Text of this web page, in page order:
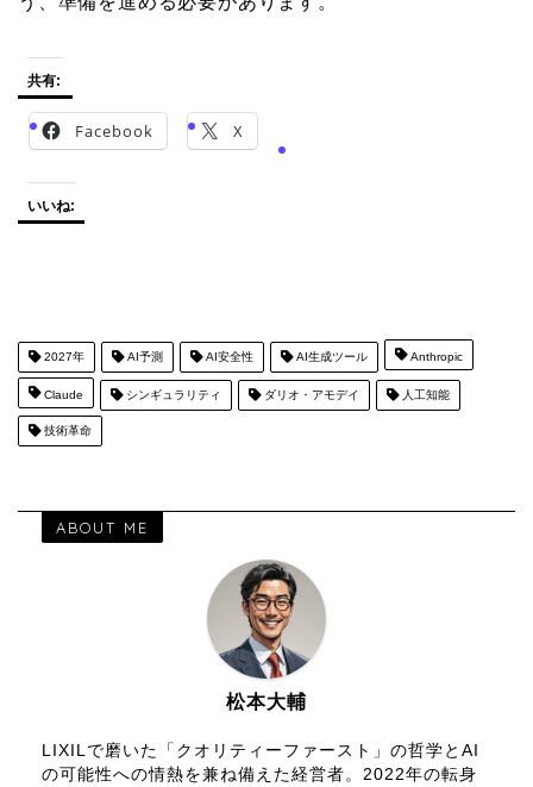
共有:
Facebook X
いいね:
2027年 AI予測 AI安全性 AI生成ツール Anthropic
Claude シンギュラリティ ダリオ・アモデイ 人工知能
技術革命
ABOUT ME
松本大輔
LIXILで磨いた「クオリティーファースト」の哲学とAI
の可能性への情熱を兼ね備えた経営者。2022年の転身